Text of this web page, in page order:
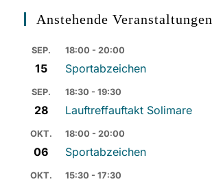
Anstehende Veranstaltungen
SEP.
15
18:00 - 20:00
Sportabzeichen
SEP.
28
18:30 - 19:30
Lauftreffauftakt Solimare
OKT.
06
18:00 - 20:00
Sportabzeichen
OKT. 15:30 - 17:30